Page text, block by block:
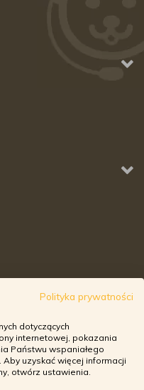
Polityka prywatności
dotyczących
internetowej, pokazania
Państwu wspaniałego
uzyskać więcej informacji
otwórz ustawienia.